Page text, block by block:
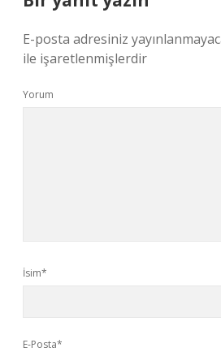
E-posta adresiniz
ile işaretlenmişlerdir
Yorum
İsim*
E-Posta*